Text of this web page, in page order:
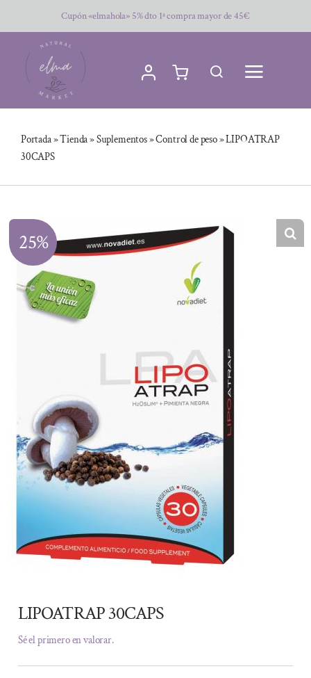
al
contenido
Cupón «elmahola» 5% dto 1ª compra mayor de 45€
Portada»Tienda»Suplementos»Control de peso»LIPOATRAP
30CAPS
25%
LIPOATRAP 30CAPS
Sé el primero en valorar.